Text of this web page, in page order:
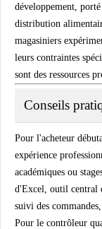
développement,
distribution
magasiniers
leurs contraintes
sont des ressources
Conseils
Pour l'acheteur
expérience
académiques ou
d'Excel, outil central
suivi des
Pour le contrôleur